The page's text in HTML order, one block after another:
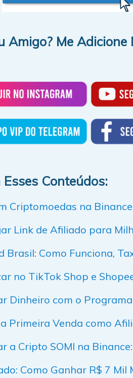
Amigo? Me
Conteúdos:
Criptomoedas na
Link de Afiliado para
Brasil: Como Funciona,
no TikTok Shop e
Dinheiro com o
Primeira Venda como
a Cripto SOMI na
Como Ganhar R$ 7 Mil